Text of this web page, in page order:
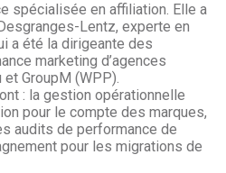
spécialisée en affiliation. Elle a
Lentz, experte en
a été la dirigeante des
marketing d’agences
GroupM (WPP).
: la gestion opérationnelle
pour le compte des marques,
audits de performance de
pour les migrations de